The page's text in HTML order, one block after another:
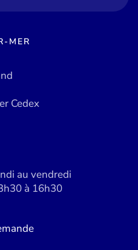
MER
Cedex
au vendredi
à 16h30